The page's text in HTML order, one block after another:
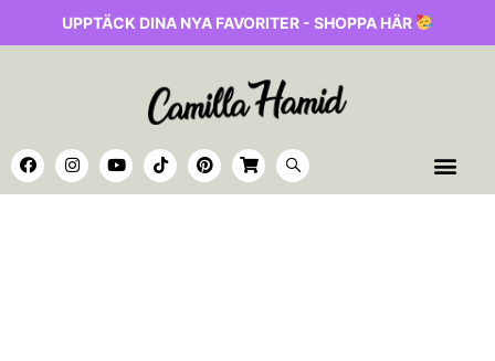
UPPTÄCK DINA NYA FAVORITER - SHOPPA HÄR